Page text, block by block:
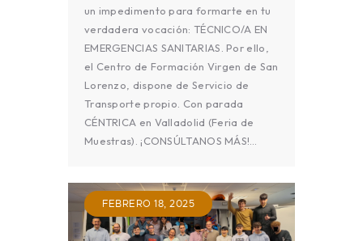
un impedimento para formarte en tu
verdadera vocación: TÉCNICO/A EN
EMERGENCIAS SANITARIAS. Por ello,
el Centro de Formación Virgen de San
Lorenzo, dispone de Servicio de
Transporte propio. Con parada
CÉNTRICA en Valladolid (Feria de
Muestras). ¡CONSÚLTANOS MÁS!…
FEBRERO 18, 2025